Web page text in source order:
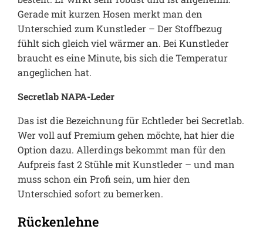
Gerade mit kurzen Hosen merkt man den
Unterschied zum Kunstleder – Der Stoffbezug
fühlt sich gleich viel wärmer an. Bei Kunstleder
braucht es eine Minute, bis sich die Temperatur
angeglichen hat.
Secretlab NAPA-Leder
Das ist die Bezeichnung für Echtleder bei Secretlab.
Wer voll auf Premium gehen möchte, hat hier die
Option dazu. Allerdings bekommt man für den
Aufpreis fast 2 Stühle mit Kunstleder – und man
muss schon ein Profi sein, um hier den
Unterschied sofort zu bemerken.
Rückenlehne